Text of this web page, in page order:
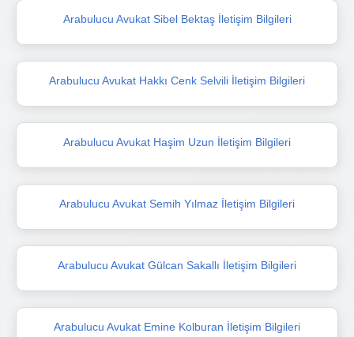
Arabulucu Avukat Sibel Bektaş İletişim Bilgileri
Arabulucu Avukat Hakkı Cenk Selvili İletişim Bilgileri
Arabulucu Avukat Haşim Uzun İletişim Bilgileri
Arabulucu Avukat Semih Yılmaz İletişim Bilgileri
Arabulucu Avukat Gülcan Sakallı İletişim Bilgileri
Arabulucu Avukat Emine Kolburan İletişim Bilgileri